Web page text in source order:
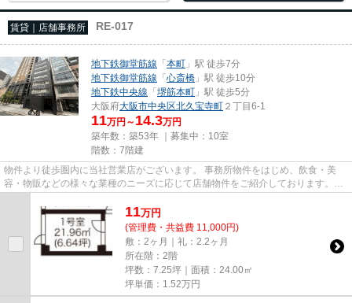
賃貸｜店舗事務所 RE-017
地下鉄御堂筋線 「本町 」駅 徒歩7分
地下鉄御堂筋線 「心斎橋 」駅 徒歩10分
地下鉄中央線 「堺筋本町 」駅 徒歩5分
大阪府大阪市中央区北久宝寺町 ２丁目6-1
11万円～ 14.3万円
築年数：築53年 ｜募集中： 10室
階数：7階建
物件より徒歩圏内に当社営業店がございます。 事務所物件をはじめ、飲食・美
容・物販などの様々な業種のニーズに応じて店舗物件をご紹介しております。
尚、弊社ではおとり広告は一切...
11万円
(管理費・共益費 11,000円)
敷：2ヶ月｜礼：2.2ヶ月
所在階：2階
坪数：7.25坪｜面積：24.00㎡
坪単価： 1.52万円